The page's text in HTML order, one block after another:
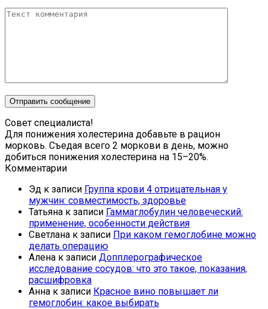
Совет специалиста!
Для понижения холестерина добавьте в рацион
морковь. Съедая всего 2 моркови в день, можно
добиться понижения холестерина на 15–20%.
Комментарии
Эд к записи Группа крови 4 отрицательная у
мужчин: совместимость, здоровье
Татьяна к записи Гаммаглобулин человеческий:
применение, особенности действия
Светлана к записи При каком гемоглобине можно
делать операцию
Алена к записи Допплерографическое
исследование сосудов: что это такое, показания,
расшифровка
Анна к записи Красное вино повышает ли
гемоглобин: какое выбирать